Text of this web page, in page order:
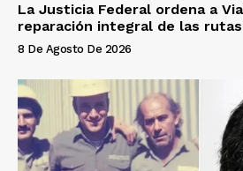
La Justicia Federal ordena a
reparación integral de las rutas
8 De Agosto De 2026